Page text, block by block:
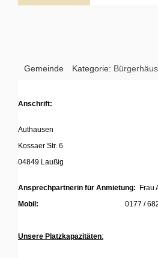
Gemeinde Kategorie:
Anschrift:
Authausen
Kossaer Str. 6
04849 Laußig
Ansprechpartnerin für Anmietung: Frau
Mobil: 0177 / 682 24
Unsere Platzkapazitäten: